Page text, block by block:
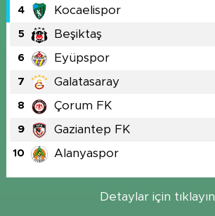
4 Kocaelispor
5 Beşiktaş
6 Eyüpspor
7 Galatasaray
8 Çorum FK
9 Gaziantep FK
10 Alanyaspor
Detaylar için tıklayın